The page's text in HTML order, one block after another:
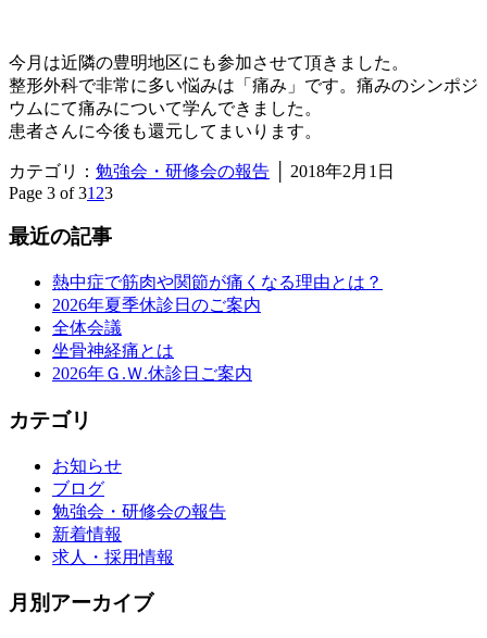
今月は近隣の豊明地区にも参加させて頂きました。
整形外科で非常に多い悩みは「痛み」です。痛みのシンポジ
ウムにて痛みについて学んできました。
患者さんに今後も還元してまいります。
カテゴリ： 勉強会・研修会の報告
2018年2月1日
Page 3 of 31 23
最近の記事
熱中症で筋肉や関節が痛くなる理由とは？
2026年夏季休診日のご案内
全体会議
坐骨神経痛とは
2026年Ｇ.Ｗ.休診日ご案内
カテゴリ
お知らせ
ブログ
勉強会・研修会の報告
新着情報
求人・採用情報
月別アーカイブ